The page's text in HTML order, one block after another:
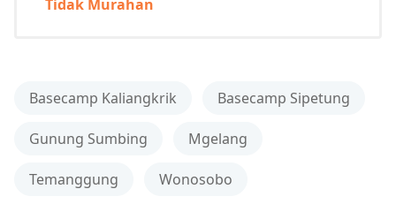
Tidak Murahan
Basecamp Kaliangkrik Basecamp Sipetung
Gunung Sumbing Mgelang
Temanggung Wonosobo